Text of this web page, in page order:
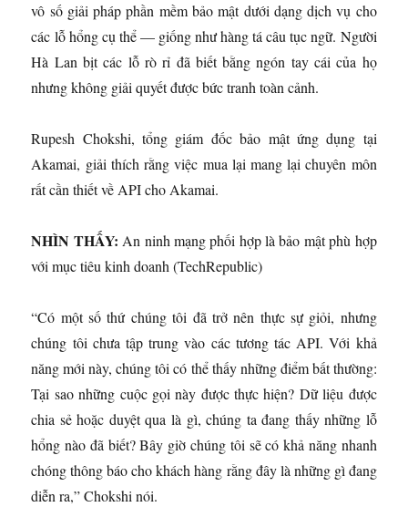
vô số giải pháp phần mềm bảo mật dưới dạng dịch vụ cho
các lỗ hổng cụ thể — giống như hàng tá câu tục ngữ. Người
Hà Lan bịt các lỗ rò rỉ đã biết bằng ngón tay cái của họ
nhưng không giải quyết được bức tranh toàn cảnh.
Rupesh Chokshi, tổng giám đốc bảo mật ứng dụng tại
Akamai, giải thích rằng việc mua lại mang lại chuyên môn
rất cần thiết về API cho Akamai.
NHÌN THẤY: An ninh mạng phối hợp là bảo mật phù hợp
với mục tiêu kinh doanh (TechRepublic)
“Có một số thứ chúng tôi đã trở nên thực sự giỏi, nhưng
chúng tôi chưa tập trung vào các tương tác API. Với khả
năng mới này, chúng tôi có thể thấy những điểm bất thường:
Tại sao những cuộc gọi này được thực hiện? Dữ liệu được
chia sẻ hoặc duyệt qua là gì, chúng ta đang thấy những lỗ
hổng nào đã biết? Bây giờ chúng tôi sẽ có khả năng nhanh
chóng thông báo cho khách hàng rằng đây là những gì đang
diễn ra,” Chokshi nói.